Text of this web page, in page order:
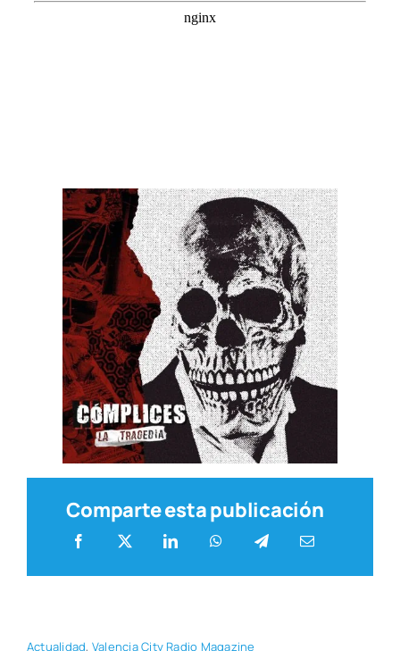
Comparte esta publicación
Actua­li­dad, Valen­cia City Radio Maga­zi­ne